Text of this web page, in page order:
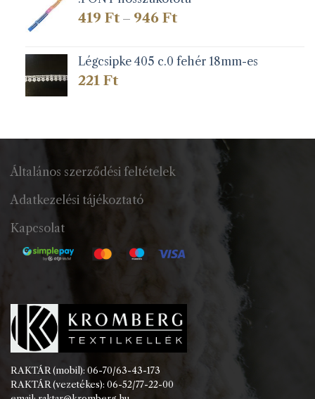
419 Ft – 946 FtÁrtartomány:
946 Ft
Légcsipke 405 c.0 fehér 18mm-es
221 Ft
Általános szerződési feltételek
Adatkezelési tájékoztató
Kapcsolat
RAKTÁR (mobil): 06-70/63-43-173
RAKTÁR (vezetékes): 06-52/77-22-00